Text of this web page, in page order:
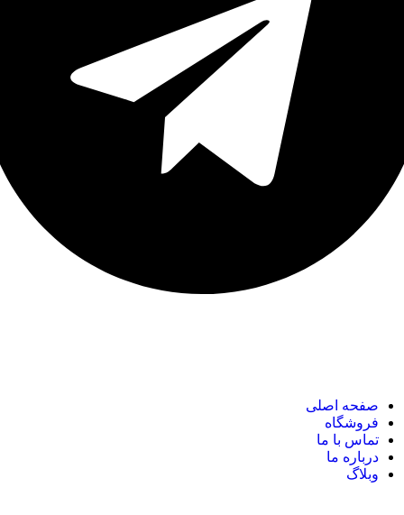
صفحه اصلی
فروشگاه
تماس با ما
درباره ما
وبلاگ